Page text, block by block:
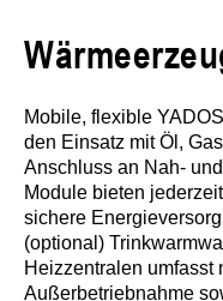
Mobile, flexible
den Einsatz mit Öl,
Anschluss an Nah-
Module bieten
sichere
(optional)
Heizzentralen umfasst
Außerbetriebnahme